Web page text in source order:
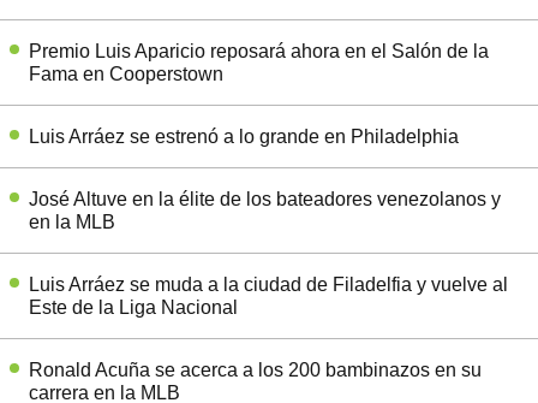
Premio Luis Aparicio reposará ahora en el Salón de la
Fama en Cooperstown
Luis Arráez se estrenó a lo grande en Philadelphia
José Altuve en la élite de los bateadores venezolanos y
en la MLB
Luis Arráez se muda a la ciudad de Filadelfia y vuelve al
Este de la Liga Nacional
Ronald Acuña se acerca a los 200 bambinazos en su
carrera en la MLB